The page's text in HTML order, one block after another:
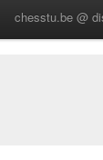
chesstu.be @